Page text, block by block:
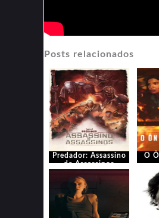
Posts relacionados
Predador: Assassino
de Assassinos
O